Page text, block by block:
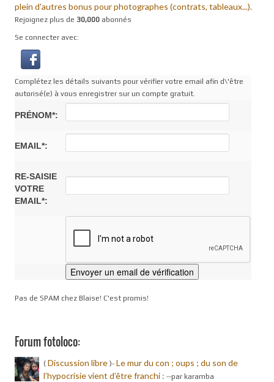
plein d'autres bonus pour photographes (contrats, tableaux...).
Rejoignez plus de 30,000 abonnés
Se connecter avec:
Complétez les détails suivants pour vérifier votre email afin d\'être
autorisé(e) à vous enregistrer sur un compte gratuit.
PRÉNOM*:
EMAIL*:
RE-SAISIE
VOTRE
EMAIL*:
Pas de SPAM chez Blaise! C'est promis!
Forum fotoloco:
( Discussion libre )- Le mur du con ; oups ; du son de
l’hypocrisie vient d’être franchi : --par karamba